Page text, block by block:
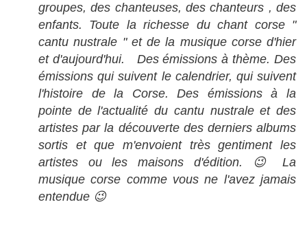
groupes, des chanteuses, des chanteurs , des
enfants. Toute la richesse du chant corse "
cantu nustrale " et de la musique corse d'hier
et d'aujourd'hui. Des émissions à thème. Des
émissions qui suivent le calendrier, qui suivent
l'histoire de la Corse. Des émissions à la
pointe de l'actualité du cantu nustrale et des
artistes par la découverte des derniers albums
sortis et que m'envoient très gentiment les
artistes ou les maisons d'édition. 😉 La
musique corse comme vous ne l'avez jamais
entendue 😉